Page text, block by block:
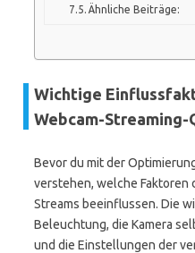
Ähnliche Beiträge:
Wichtige
Webcam-
Bevor du mit der
verstehen, welche Faktoren
Streams beeinflussen. Die
Beleuchtung, die Kamera
und die Einstellungen der